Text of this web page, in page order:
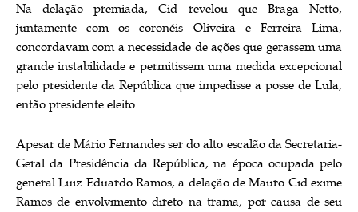
Na delação premiada, Cid revelou que Braga Netto,
juntamente com os coronéis Oliveira e Ferreira Lima,
concordavam com a necessidade de ações que gerassem uma
grande instabilidade e permitissem uma medida excepcional
pelo presidente da República que impedisse a posse de Lula,
então presidente eleito.
Apesar de Mário Fernandes ser do alto escalão da Secretaria-
Geral da Presidência da República, na época ocupada pelo
general Luiz Eduardo Ramos, a delação de Mauro Cid exime
Ramos de envolvimento direto na trama, por causa de seu